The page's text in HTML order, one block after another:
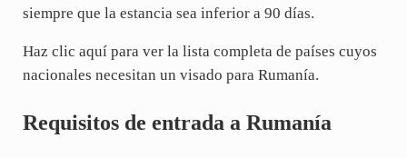
siempre que la estancia sea inferior a 90 días.
Haz clic aquí para ver la lista completa de países cuyos
nacionales necesitan un visado para Rumanía.
Requisitos de entrada a Rumanía